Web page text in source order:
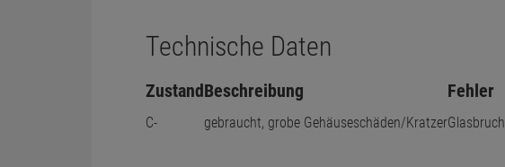
Technische Daten
Zustand
C-
Beschreibung
gebraucht, grobe Gehäuseschäden/Kratzer
Fehler
Glasbruch